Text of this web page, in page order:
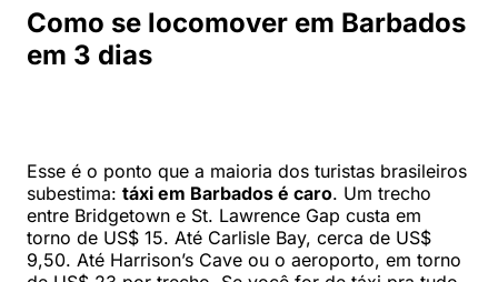
Como se locomover em Barbados
em 3 dias
Esse é o ponto que a maioria dos turistas brasileiros
subestima: táxi em Barbados é caro. Um trecho
entre Bridgetown e St. Lawrence Gap custa em
torno de US$ 15. Até Carlisle Bay, cerca de US$
9,50. Até Harrison’s Cave ou o aeroporto, em torno